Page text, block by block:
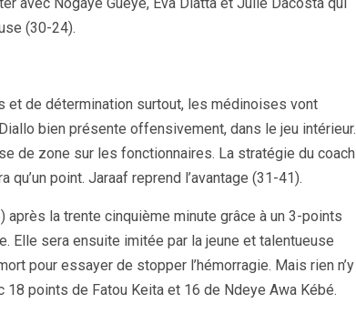
(30-24).
et de détermination surtout, les médinoises vont
bien présente offensivement, dans le jeu intérieur.
de zone sur les fonctionnaires. La stratégie du coach
qu’un point. Jaraaf reprend l’avantage (31-41).
après la trente cinquième minute grâce à un 3-points
Elle sera ensuite imitée par la jeune et talentueuse
pour essayer de stopper l’hémorragie. Mais rien n’y
points de Fatou Keita et 16 de Ndeye Awa Kébé.